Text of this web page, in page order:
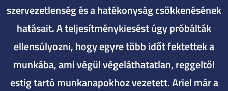
szervezetlenség és a hatékonyság csökkenésének
hatásait. A teljesítménykiesést úgy próbálták
ellensúlyozni, hogy egyre több időt fektettek a
munkába, ami végül végeláthatatlan, reggeltől
estig tartó munkanapokhoz vezetett. Ariel már a